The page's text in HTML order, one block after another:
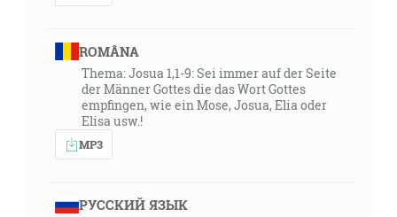
ROMÂNA
Thema: Josua 1,1-9: Sei immer auf der Seite
der Männer Gottes die das Wort Gottes
empfingen, wie ein Mose, Josua, Elia oder
Elisa usw.!
MP3
РУССКИЙ ЯЗЫК